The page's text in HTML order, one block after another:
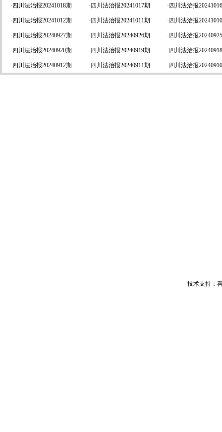
· 四川法治报20241018期 · 四川法治报20241017期 · 四川法治报
· 四川法治报20241012期 · 四川法治报20241011期 · 四川法治报
· 四川法治报20240927期 · 四川法治报20240926期 · 四川法治报
· 四川法治报20240920期 · 四川法治报20240919期 · 四川法治报
· 四川法治报20240912期 · 四川法治报20240911期 · 四川法治报
技术支持：